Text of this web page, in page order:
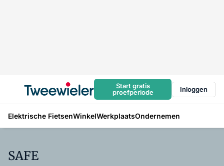
Start gratis
proefperiode
Inloggen
Elektrische FietsenWinkelWerkplaatsOndernemen
SAFE